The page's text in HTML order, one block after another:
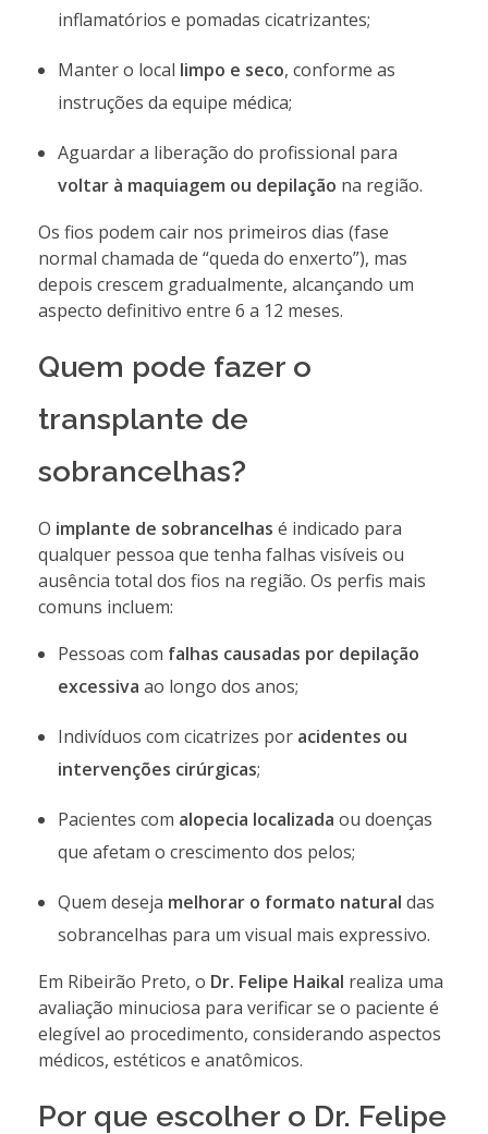
inflamatórios e pomadas cicatrizantes;
Manter o local limpo e seco, conforme as
instruções da equipe médica;
Aguardar a liberação do profissional para
voltar à maquiagem ou depilação na região.
Os fios podem cair nos primeiros dias (fase
normal chamada de “queda do enxerto”), mas
depois crescem gradualmente, alcançando um
aspecto definitivo entre 6 a 12 meses.
Quem pode fazer o
transplante de
sobrancelhas?
O implante de sobrancelhas é indicado para
qualquer pessoa que tenha falhas visíveis ou
ausência total dos fios na região. Os perfis mais
comuns incluem:
Pessoas com falhas causadas por depilação
excessiva ao longo dos anos;
Indivíduos com cicatrizes por acidentes ou
intervenções cirúrgicas;
Pacientes com alopecia localizada ou doenças
que afetam o crescimento dos pelos;
Quem deseja melhorar o formato natural das
sobrancelhas para um visual mais expressivo.
Em Ribeirão Preto, o Dr. Felipe Haikal realiza uma
avaliação minuciosa para verificar se o paciente é
elegível ao procedimento, considerando aspectos
médicos, estéticos e anatômicos.
Por que escolher o Dr. Felipe